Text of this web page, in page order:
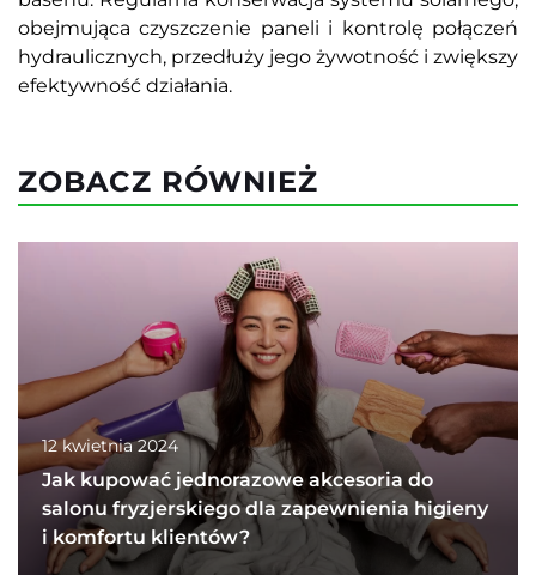
obejmująca czyszczenie paneli i kontrolę połączeń
hydraulicznych, przedłuży jego żywotność i zwiększy
efektywność działania.
ZOBACZ RÓWNIEŻ
12 kwietnia 2024
Jak kupować jednorazowe akcesoria do
salonu fryzjerskiego dla zapewnienia higieny
i komfortu klientów?